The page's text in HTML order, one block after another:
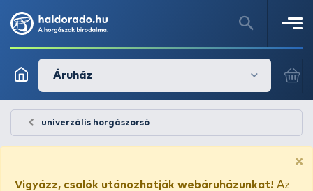
Áruház
univerzális horgászorsó
×
Vigyázz, csalók utánozhatják webáruházunkat! Az